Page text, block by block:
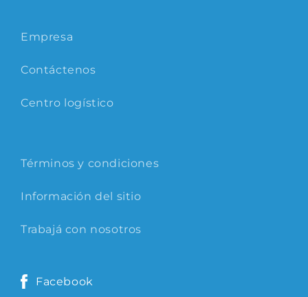
Empresa
Contáctenos
Centro logístico
Términos y condiciones
Información del sitio
Trabajá con nosotros
Facebook